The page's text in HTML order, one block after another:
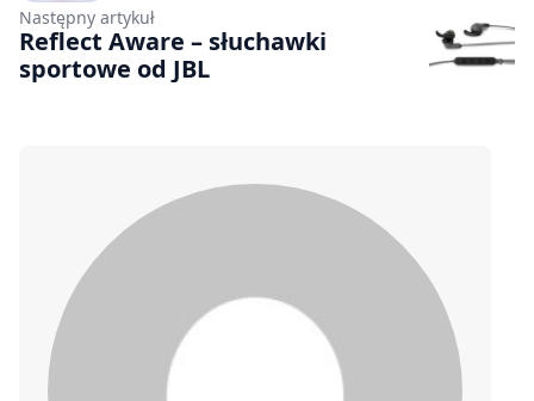
Następny artykuł
Reflect Aware – słuchawki
sportowe od JBL